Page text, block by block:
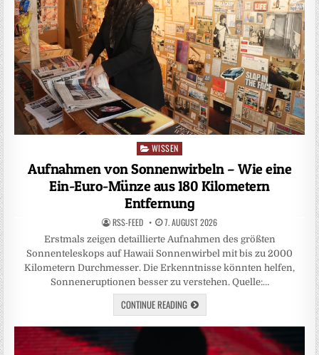
Posted
in
WISSEN
Aufnahmen von Sonnenwirbeln – Wie eine
Ein-Euro-Münze aus 180 Kilometern
Entfernung
RSS-FEED 7. AUGUST 2026
Erstmals zeigen detaillierte Aufnahmen des größten
Sonnenteleskops auf Hawaii Sonnenwirbel mit bis zu 2000
Kilometern Durchmesser. Die Erkenntnisse könnten helfen,
Sonneneruptionen besser zu verstehen. Quelle:…
CONTINUE READING